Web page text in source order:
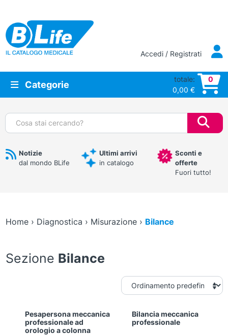
Vai al contenuto principale
Accedi / Registrati
Categorie
totale:
0,00 €
0
Cerca:
Notizie
dal mondo BLife
Ultimi arrivi
in catalogo
Sconti e
offerte
Fuori tutto!
Home› Diagnostica › Misurazione› Bilance
Sezione Bilance
Pesapersona meccanica
professionale ad
orologio a colonna
Bilancia meccanica
professionale